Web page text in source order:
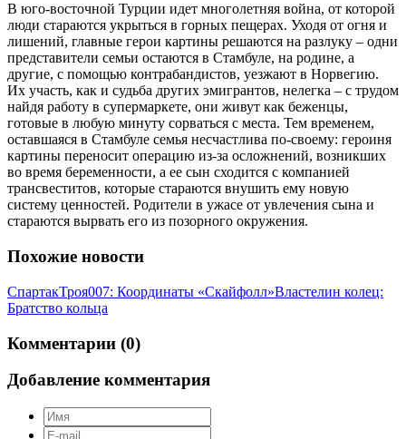
В юго-восточной Турции идет многолетняя война, от которой
люди стараются укрыться в горных пещерах. Уходя от огня и
лишений, главные герои картины решаются на разлуку – одни
представители семьи остаются в Стамбуле, на родине, а
другие, с помощью контрабандистов, уезжают в Норвегию.
Их участь, как и судьба других эмигрантов, нелегка – с трудом
найдя работу в супермаркете, они живут как беженцы,
готовые в любую минуту сорваться с места. Тем временем,
оставшаяся в Стамбуле семья несчастлива по-своему: героиня
картины переносит операцию из-за осложнений, возникших
во время беременности, а ее сын сходится с компанией
трансвеститов, которые стараются внушить ему новую
систему ценностей. Родители в ужасе от увлечения сына и
стараются вырвать его из позорного окружения.
Похожие новости
СпартакТроя007: Координаты «Скайфолл»Властелин колец:
Братство кольца
Комментарии (0)
Добавление комментария